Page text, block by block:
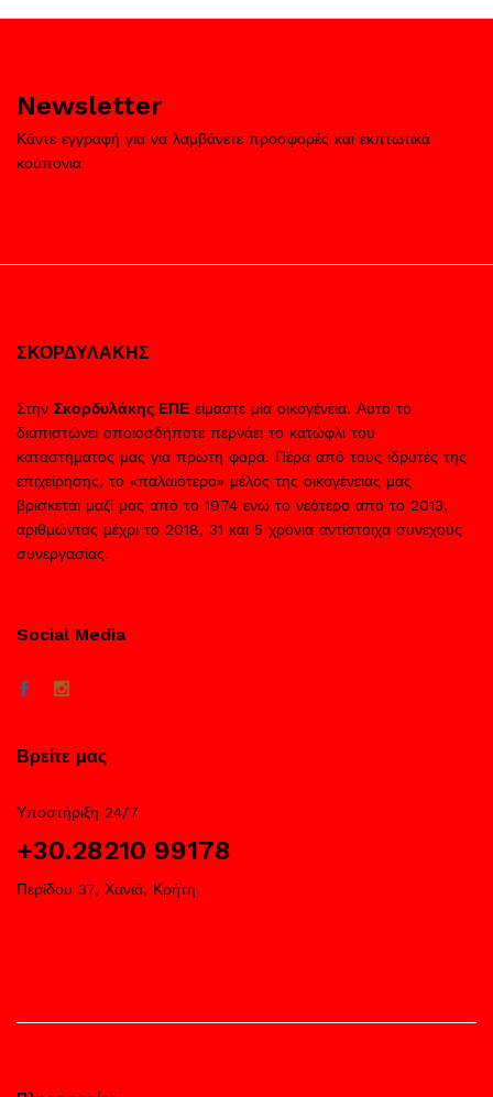
Newsletter
Κάντε εγγραφή για να λαμβάνετε προσφορές και εκπτωτικά
κούπονια
ΣΚΟΡΔΥΛΑΚΗΣ
Στην Σκορδυλάκης ΕΠΕ είμαστε μία οικογένεια. Αυτό το
διαπιστώνει οποιοσδήποτε περνάει το κατώφλι του
καταστήματος μας για πρώτη φορά. Πέρα από τους ιδρυτές της
επιχείρησης, το «παλαιότερο» μέλος της οικογένειας μας
βρίσκεται μαζί μας από το 1974 ενώ το νεότερο από το 2013,
αριθμώντας μέχρι το 2018, 31 και 5 χρόνια αντίστοιχα συνεχούς
συνεργασίας.
Social Media
Βρείτε μας
Υποστήριξη 24/7
+30.28210 99178
Περίδου 37, Χανιά, Κρήτη